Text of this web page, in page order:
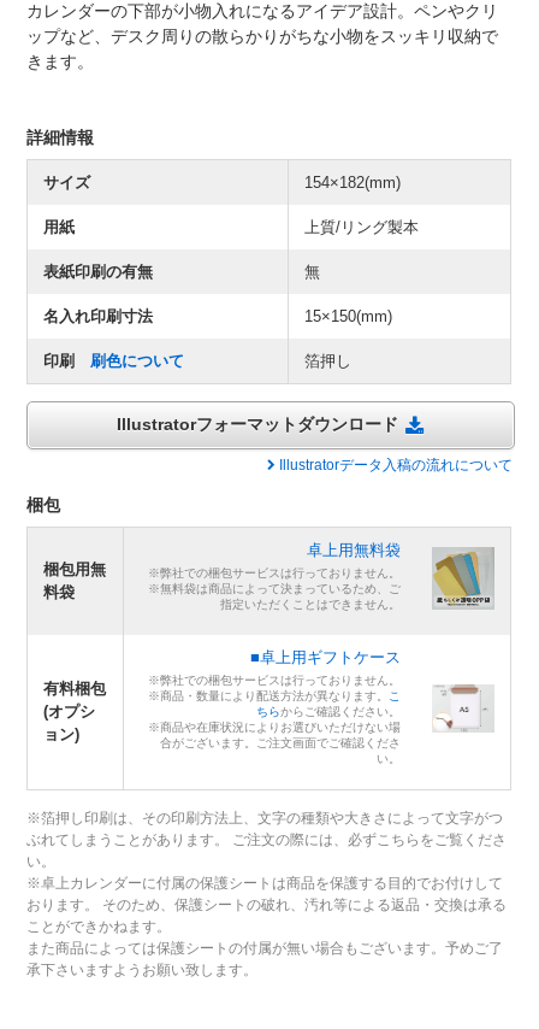
カレンダーの下部が小物入れになるアイデア設計。ペンやクリ
ップなど、デスク周りの散らかりがちな小物をスッキリ収納で
きます。
詳細情報
サイズ 154×182(mm)
用紙 上質/リング製本
表紙印刷の有無 無
名入れ印刷寸法 15×150(mm)
印刷刷色について 箔押し
Illustratorフォーマットダウンロード
Illustratorデータ入稿の流れについて
梱包
梱包用無
料袋
卓上用無料袋
※弊社での梱包サービスは行っておりません。
※無料袋は商品によって決まっているため、ご
指定いただくことはできません。
有料梱包
(オプシ
ョン)
■卓上用ギフトケース
※弊社での梱包サービスは行っておりません。
※商品・数量により配送方法が異なります。
こ
ちらからご確認ください。
※商品や在庫状況によりお選びいただけない場
合がございます。ご注文画面でご確認くださ
い。
※箔押し印刷は、その印刷方法上、文字の種類や大きさによって文字がつ
ぶれてしまうことがあります。 ご注文の際には、必ずこちらをご覧くださ
い。
※卓上カレンダーに付属の保護シートは商品を保護する目的でお付けして
おります。 そのため、保護シートの破れ、汚れ等による返品・交換は承る
ことができかねます。
また商品によっては保護シートの付属が無い場合もございます。予めご了
承下さいますようお願い致します。